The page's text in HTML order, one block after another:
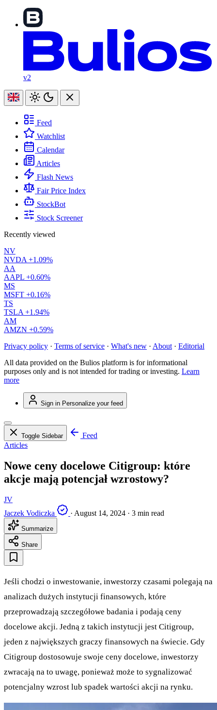
v2
Feed
Watchlist
Calendar
Articles
Flash News
Fair Price Index
StockBot
Stock Screener
Recently viewed
NV
NVDA +1.09%
AA
AAPL +0.60%
MS
MSFT +0.16%
TS
TSLA +1.94%
AM
AMZN +0.59%
Privacy policy · Terms of service · What's new · About · Editorial
All data provided on the Bulios platform is for informational
purposes only and is not intended for trading or investing. Learn
more
Sign in Personalize your feed
Toggle Sidebar
Feed
Articles
Nowe ceny docelowe Citigroup: które
akcje mają potencjał wzrostowy?
JV
Jaczek Vodiczka
· August 14, 2024 · 3 min read
Summarize
Share
Jeśli chodzi o inwestowanie, inwestorzy czasami polegają na
analizach dużych instytucji finansowych, które
przeprowadzają szczegółowe badania i podają ceny
docelowe akcji. Jedną z takich instytucji jest Citigroup,
jeden z największych graczy finansowych na świecie. Gdy
Citigroup dostosowuje swoje ceny docelowe, inwestorzy
zwracają na to uwagę, ponieważ może to sygnalizować
potencjalny wzrost lub spadek wartości akcji na rynku.